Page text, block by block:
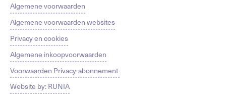
Algemene voorwaarden
Algemene voorwaarden websites
Privacy en cookies
Algemene inkoopvoorwaarden
Voorwaarden Privacy-abonnement
Website by: RUNIA